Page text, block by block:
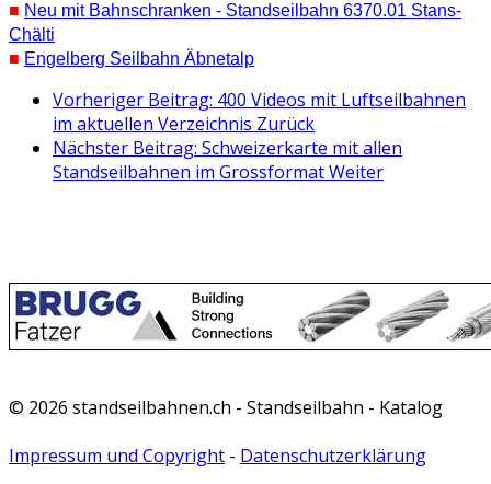
■ Neu mit Bahnschranken - Standseilbahn 6370.01 Stans-
Chälti
■ Engelberg Seilbahn Äbnetalp
Vorheriger Beitrag: 400 Videos mit Luftseilbahnen
im aktuellen Verzeichnis Zurück
Nächster Beitrag: Schweizerkarte mit allen
Standseilbahnen im GrossformatWeiter
© 2026 standseilbahnen.ch - Standseilbahn - Katalog
Impressum und Copyright - Datenschutzerklärung